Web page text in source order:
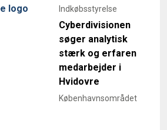
Indkøbsstyrelse
Cyberdivisionen
søger analytisk
stærk og erfaren
medarbejder i
Hvidovre
Københavnsområdet